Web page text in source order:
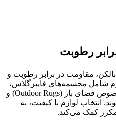
رطوبت
مقاومت در برابر رطوبت و
شامل مجسمه‌های فایبرگلاس،
پارچه‌های ضد آب، فرش‌های مخصوص فضای باز (Outdoor Rugs) و
لوازم با کیفیت، به
کمک می‌کند.